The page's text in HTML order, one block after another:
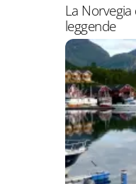
La
leggende